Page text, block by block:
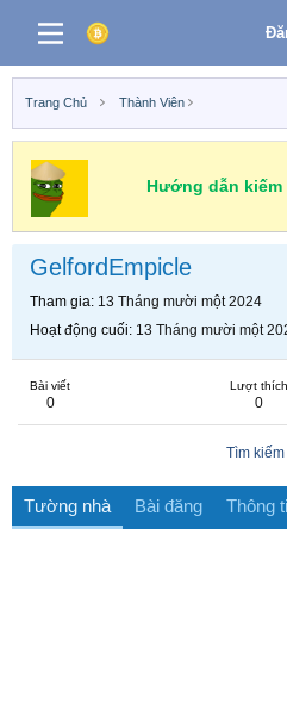
Trang Chủ Thành Viên
Hướng dẫn
GelfordEmpicle
Tham gia 13 Tháng mười một 2024
Hoạt động cuối 13 Tháng mười một
Bài viết
0
Lượt thích
0
Tìm kiếm
Tường nhà Bài đăng Thông